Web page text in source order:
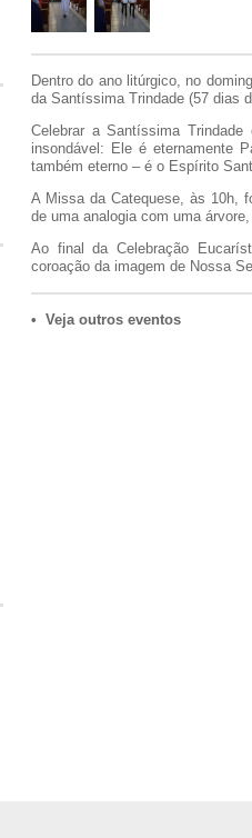
Dentro do ano litúrgico, no
da Santíssima Trindade (57 dias
Celebrar a Santíssima
insondável: Ele é eternamente
também eterno – é o Espírito
A Missa da Catequese, às 10h,
de uma analogia com uma
Ao final da Celebração
coroação da imagem de Nossa
• Veja outros eventos